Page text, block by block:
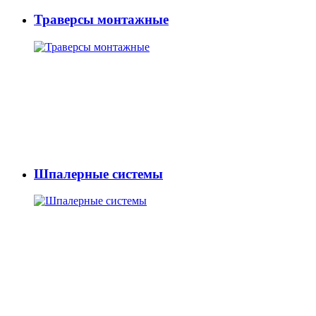
Траверсы монтажные
Шпалерные системы